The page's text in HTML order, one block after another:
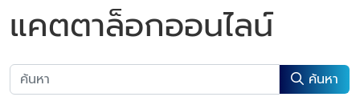
แคตตาล็อกออนไลน์
ค้นหา